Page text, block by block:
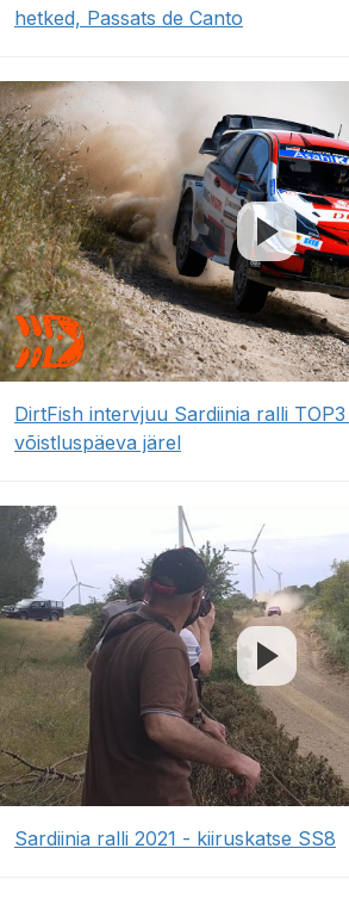
hetked, Passats de Canto
DirtFish intervjuu Sardiinia ralli TOP3
võistluspäeva järel
Sardiinia ralli 2021 - kiiruskatse SS8